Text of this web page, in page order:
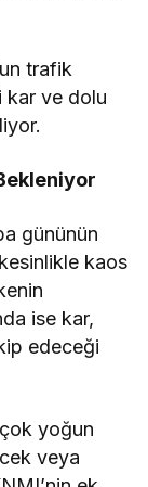
trafik
kar ve dolu
gününün
kaos
ise kar,
edeceği
yoğun
veya